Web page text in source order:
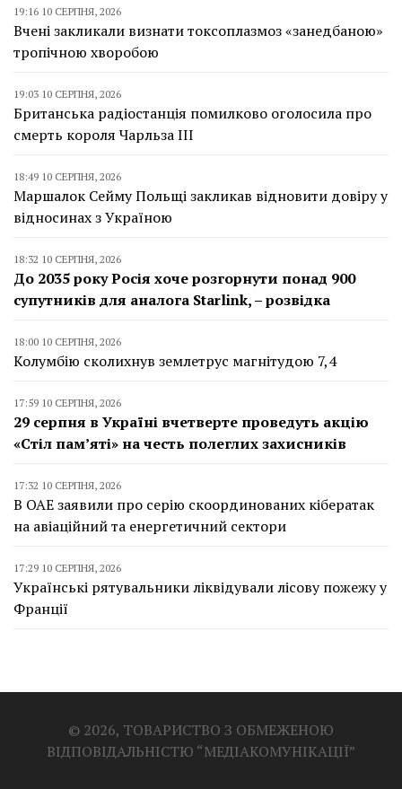
19:16 10 СЕРПНЯ, 2026
Вчені закликали визнати токсоплазмоз «занедбаною»
тропічною хворобою
19:03 10 СЕРПНЯ, 2026
Британська радіостанція помилково оголосила про
смерть короля Чарльза III
18:49 10 СЕРПНЯ, 2026
Маршалок Сейму Польщі закликав відновити довіру у
відносинах з Україною
18:32 10 СЕРПНЯ, 2026
До 2035 року Росія хоче розгорнути понад 900
супутників для аналога Starlink, – розвідка
18:00 10 СЕРПНЯ, 2026
Колумбію сколихнув землетрус магнітудою 7,4
17:59 10 СЕРПНЯ, 2026
29 серпня в Україні вчетверте проведуть акцію
«Стіл пам’яті» на честь полеглих захисників
17:32 10 СЕРПНЯ, 2026
В ОАЕ заявили про серію скоординованих кібератак
на авіаційний та енергетичний сектори
17:29 10 СЕРПНЯ, 2026
Українські рятувальники ліквідували лісову пожежу у
Франції
© 2026, ТОВАРИСТВО З ОБМЕЖЕНОЮ
ВІДПОВІДАЛЬНІСТЮ “МЕДІАКОМУНІКАЦІЇ”